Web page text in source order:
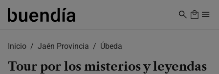
Skip
Inicio Jaén Provincia Úbeda
Tour por los misterios y leyendas